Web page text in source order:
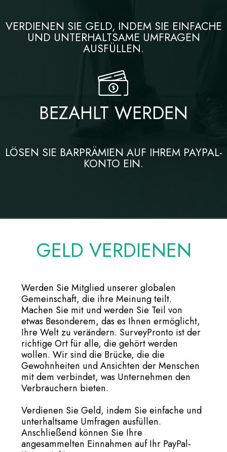
VERDIENEN SIE GELD, INDEM SIE EINFACHE
UND UNTERHALTSAME UMFRAGEN
AUSFÜLLEN.
BEZAHLT WERDEN
LÖSEN SIE BARPRÄMIEN AUF IHREM PAYPAL-
KONTO EIN.
GELD VERDIENEN
Werden Sie Mitglied unserer globalen
Gemeinschaft, die ihre Meinung teilt.
Machen Sie mit und werden Sie Teil von
etwas Besonderem, das es Ihnen ermöglicht,
Ihre Welt zu verändern. SurveyPronto ist der
richtige Ort für alle, die gehört werden
wollen. Wir sind die Brücke, die die
Gewohnheiten und Ansichten der Menschen
mit dem verbindet, was Unternehmen den
Verbrauchern bieten.
Verdienen Sie Geld, indem Sie einfache und
unterhaltsame Umfragen ausfüllen.
Anschließend können Sie Ihre
angesammelten Einnahmen auf Ihr PayPal-